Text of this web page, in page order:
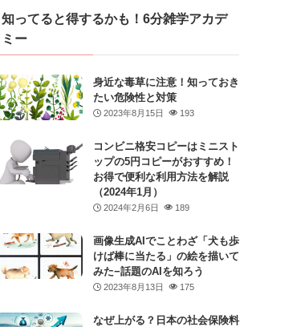
ー知ってると得するかも！6分雑学アカデ
ミー
身近な毒草に注意！知っておき
たい危険性と対策
2023年8月15日 193
コンビニ格安コピーはミニスト
ップの5円コピーがおすすめ！
お得で便利な利用方法を解説
（2024年1月）
2024年2月6日 189
画像生成AIでことわざ「犬も歩
けば棒に当たる」の絵を描いて
みた−話題のAIを知ろう
2023年8月13日 175
なぜ上がる？日本の社会保険料